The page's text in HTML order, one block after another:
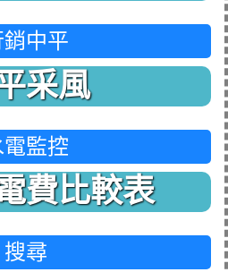
中平
采風
電監控
費比較表
搜尋